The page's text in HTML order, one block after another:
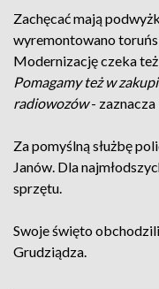
Zachęcać mają
wyremontowano
Modernizację czeka
Pomagamy też w
radiowozów-
Za pomyślną służbę
Janów. Dla
sprzętu.
Swoje święto
Grudziądza.